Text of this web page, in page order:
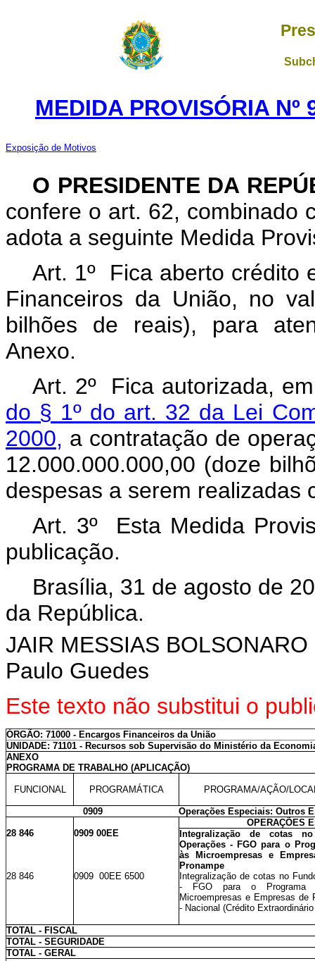
MEDIDA PROVISÓRIA Nº
Exposição de Motivos
O PRESIDENTE DA
confere o art. 62, combinado
adota a seguinte Medida
Art. 1º Fica aberto crédito
Financeiros da União, no
bilhões de reais), para
Anexo.
Art. 2º Fica autorizada,
do § 1º do art. 32 da Lei
2000, a contratação de
12.000.000.000,00 (doze
despesas a serem realizadas
Art. 3º Esta Medida
publicação.
Brasília, 31 de agosto de
da República.
JAIR MESSIAS BOLSONARO
Paulo Guedes
Este texto não substitui o
ÓRGÃO: 71000 - Encargos Financeiros da União
UNIDADE: 71101 - Recursos sob Supervisão do Ministério da
ANEXO
PROGRAMA DE TRABALHO (APLICAÇÃO)
FUNCIONAL PROGRAMÁTICA PROGRAMA/AÇÃO/
0909
Operações Especiais: Outros
OPERAÇÕES
28 846
0909 00EE
Integralização de cotas
Operações - FGO para o
às Microempresas e
Pronampe
28 846
0909 00EE 6500
Integralização de cotas no
- FGO para o Programa
Microempresas e Empresas de
- Nacional (Crédito
TOTAL - FISCAL
TOTAL - SEGURIDADE
TOTAL - GERAL